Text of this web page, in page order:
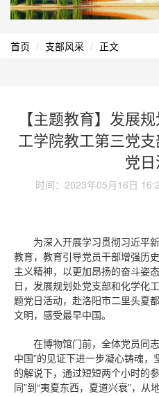
首页 支部风采 正文
【主题教育】发展
工学院教工第三党
党
时间：2023年05月16日
为深入开展学习贯彻习近平
教育，教育引导党员干部增强历
主义精神，以更加昂扬的奋斗姿
日，发展规划处党支部和化学化
题党日活动，赴洛阳市二里头夏
文明，感受最早中国。
在博物馆门前，全体党员同
中国”的见证下进一步凝心铸魂
的解说下，通过短短两个小时的
同”到“夷夏东西，夏道兴衰”，从